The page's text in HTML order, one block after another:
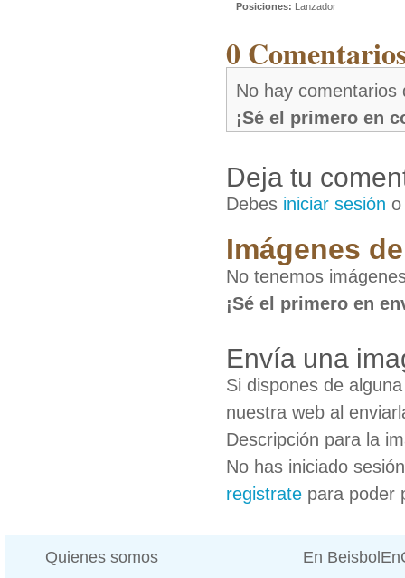
Posiciones: Lanzador
0
No hay
¡Sé el primero en
Deja tu
Debes iniciar sesión
Imágenes
No tenemos
¡Sé el primero en
Envía una
Si dispones de
nuestra web al
Descripción para la
No has iniciado
registrate para poder
Quienes somos En